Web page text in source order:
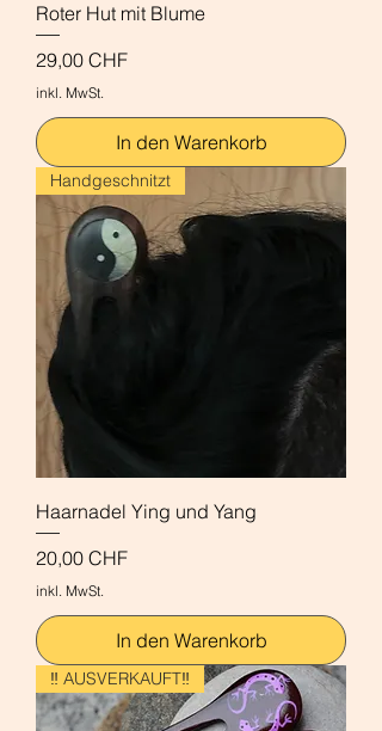
Roter Hut mit Blume
Preis
29,00 CHF
inkl. MwSt.
In den Warenkorb
Handgeschnitzt
Haarnadel Ying und Yang
Preis
20,00 CHF
inkl. MwSt.
In den Warenkorb
‼️ AUSVERKAUFT‼️